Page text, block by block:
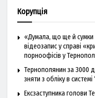
Корупція
«Думала, що ще й сумки
відеозапис у справі
порноофісів у
Тернополянин за 3000
зняти з обліку в системі
Ексзаступника голови